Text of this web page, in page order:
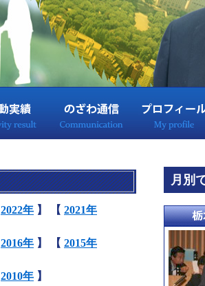
2022年 】 【 2021年
2016年 】 【 2015年
2010年 】
月別